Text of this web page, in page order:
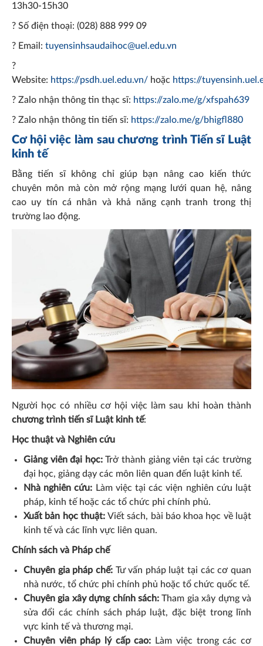
13h30-15h30
? Số điện thoại: (028) 888 999 09
? Email: tuyensinhsaudaihoc@uel.edu.vn
?
Website: https://psdh.uel.edu.vn/ hoặc https://
? Zalo nhận thông tin thạc sĩ: https://zalo.me/g/xfspah639
? Zalo nhận thông tin tiến sĩ: https://zalo.me/g/bhigfl880
Cơ hội việc làm sau chương trình Tiến sĩ Luật
kinh tế
Bằng tiến sĩ không chỉ giúp bạn nâng cao kiến thức
chuyên môn mà còn mở rộng mạng lưới quan hệ, nâng
cao uy tín cá nhân và khả năng cạnh tranh trong thị
trường lao động.
Người học có nhiều cơ hội việc làm sau khi hoàn thành
chương trình tiến sĩ Luật kinh tế:
Học thuật và Nghiên cứu
Giảng viên đại học:Trở thành giảng viên tại các trường
đại học, giảng dạy các môn liên quan đến luật kinh tế.
Nhà nghiên cứu: Làm việc tại các viện nghiên cứu luật
pháp, kinh tế hoặc các tổ chức phi chính phủ.
Xuất bản học thuật:Viết sách, bài báo khoa học về luật
kinh tế và các lĩnh vực liên quan.
Chính sách và Pháp chế
Chuyên gia pháp chế: Tư vấn pháp luật tại các cơ quan
nhà nước, tổ chức phi chính phủ hoặc tổ chức quốc tế.
Chuyên gia xây dựng chính sách: Tham gia xây dựng và
sửa đổi các chính sách pháp luật, đặc biệt trong lĩnh
vực kinh tế và thương mại.
Chuyên viên pháp lý cấp cao:
Làm việc trong các cơ